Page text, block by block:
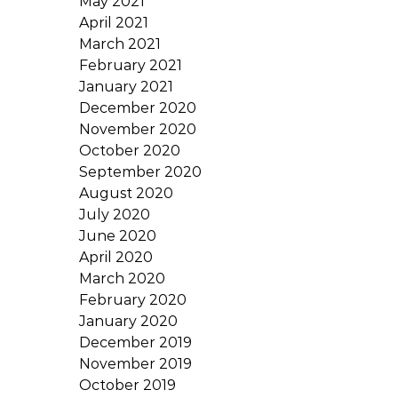
April 2021
March 2021
February 2021
January 2021
December 2020
November 2020
October 2020
September 2020
August 2020
July 2020
June 2020
April 2020
March 2020
February 2020
January 2020
December 2019
November 2019
October 2019